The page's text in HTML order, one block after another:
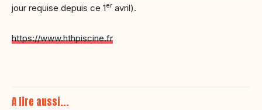
jour requise depuis ce 1eravril).
https://www.hthpiscine.fr
A lire aussi...